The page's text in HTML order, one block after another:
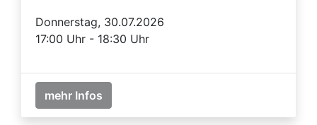
Donnerstag, 30.07.2026
17:00 Uhr - 18:30 Uhr
mehr Infos